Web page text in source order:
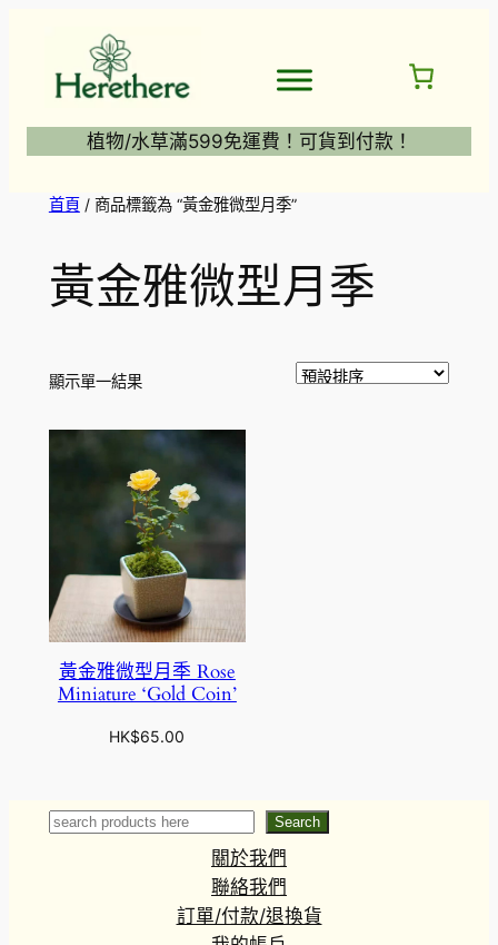
植物/水草滿599免運費！可貨到付款！
首頁/ 商品標籤為 “黃金雅微型月季”
黃金雅微型月季
顯示單一結果
黃金雅微型月季 Rose
Miniature ‘Gold Coin’
HK$65.00
Search Search
關於我們
聯絡我們
訂單/付款/退換貨